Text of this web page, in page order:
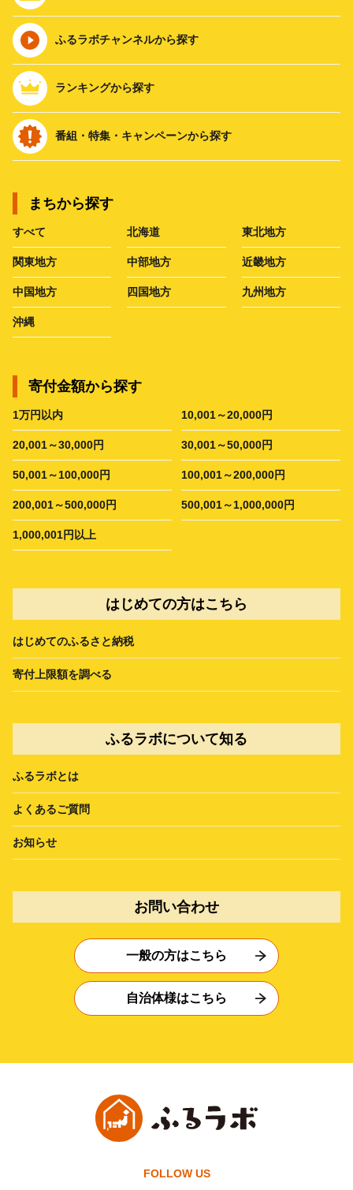
ふるラボチャンネルから探す
ランキングから探す
番組・特集・キャンペーンから探す
まちから探す
すべて 北海道 東北地方
関東地方 中部地方 近畿地方
中国地方 四国地方 九州地方
沖縄
寄付金額から探す
1万円以内 10,001～20,000円
20,001～30,000円 30,001～50,000円
50,001～100,000円 100,001～200,000円
200,001～500,000円 500,001～1,000,000円
1,000,001円以上
はじめての方はこちら
はじめてのふるさと納税
寄付上限額を調べる
ふるラボについて知る
ふるラボとは
よくあるご質問
お知らせ
お問い合わせ
一般の方はこちら
自治体様はこちら
FOLLOW US